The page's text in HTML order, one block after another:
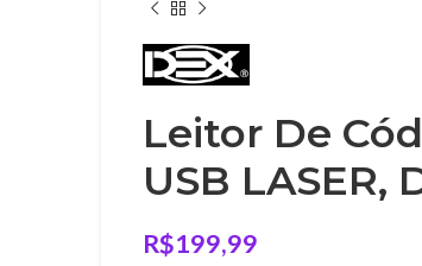
Leitor De
USB LASER,
R$199,99